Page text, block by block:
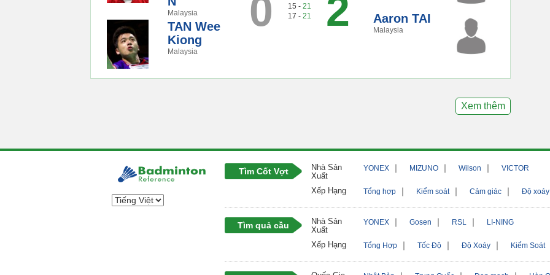
Malaysia
TAN Wee
Kiong
Malaysia
0 15 - 21
17 - 21 2 Aaron TAI
Malaysia
Xem thêm
Tìm Cốt Vợt
Nhà Sản
Xuất
YONEX ｜ MIZUNO ｜ Wilson ｜ VICTOR
Xếp Hạng Tổng hợp ｜ Kiểm soát｜ Cảm giác ｜ Độ xoáy
Tìm quả cầu
Nhà Sản
Xuất
YONEX ｜ Gosen ｜ RSL ｜ LI-NING
Xếp Hạng Tổng Hợp ｜ Tốc Độ ｜ Độ Xoáy ｜ Kiểm Soát